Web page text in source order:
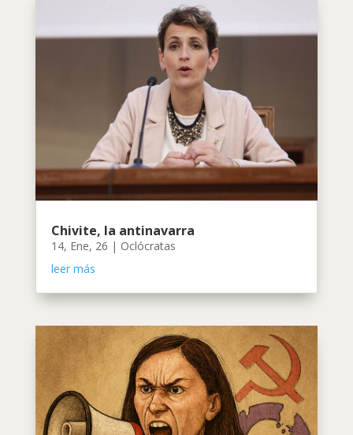
Chivite, la antinavarra
14, Ene, 26 | Oclócratas
leer más